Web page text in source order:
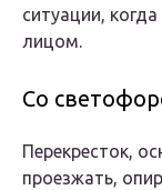
ситуации,
лицом.
Со
Перекресток,
проезжать,